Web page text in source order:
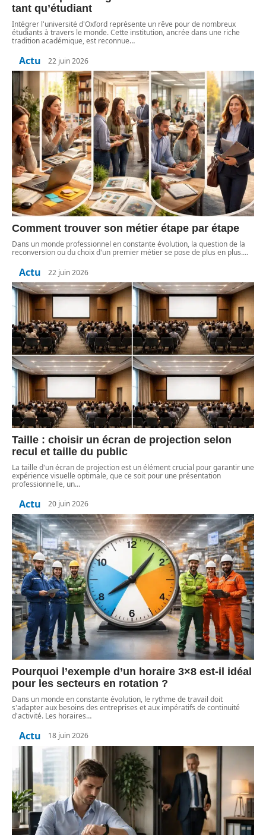
tant qu’étudiant
Intégrer l'université d'Oxford représente un rêve pour de nombreux
étudiants à travers le monde. Cette institution, ancrée dans une riche
tradition académique, est reconnue…
Actu 22 juin 2026
Comment trouver son métier étape par étape
Dans un monde professionnel en constante évolution, la question de la
reconversion ou du choix d'un premier métier se pose de plus en plus.…
Actu 22 juin 2026
Taille : choisir un écran de projection selon
recul et taille du public
La taille d'un écran de projection est un élément crucial pour garantir une
expérience visuelle optimale, que ce soit pour une présentation
professionnelle, un…
Actu 20 juin 2026
Pourquoi l’exemple d’un horaire 3×8 est-il idéal
pour les secteurs en rotation ?
Dans un monde en constante évolution, le rythme de travail doit
s'adapter aux besoins des entreprises et aux impératifs de continuité
d'activité. Les horaires…
Actu 18 juin 2026